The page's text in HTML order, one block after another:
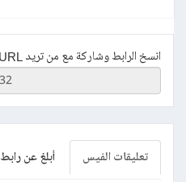
انسخ الرابط وشاركة مع من تريد URL
تعليقات الفيس أبلغ عن رابط